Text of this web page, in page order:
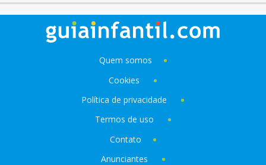
Quem somos
Cookies
Política de privacidade
Termos de uso
Contato
Anunciantes